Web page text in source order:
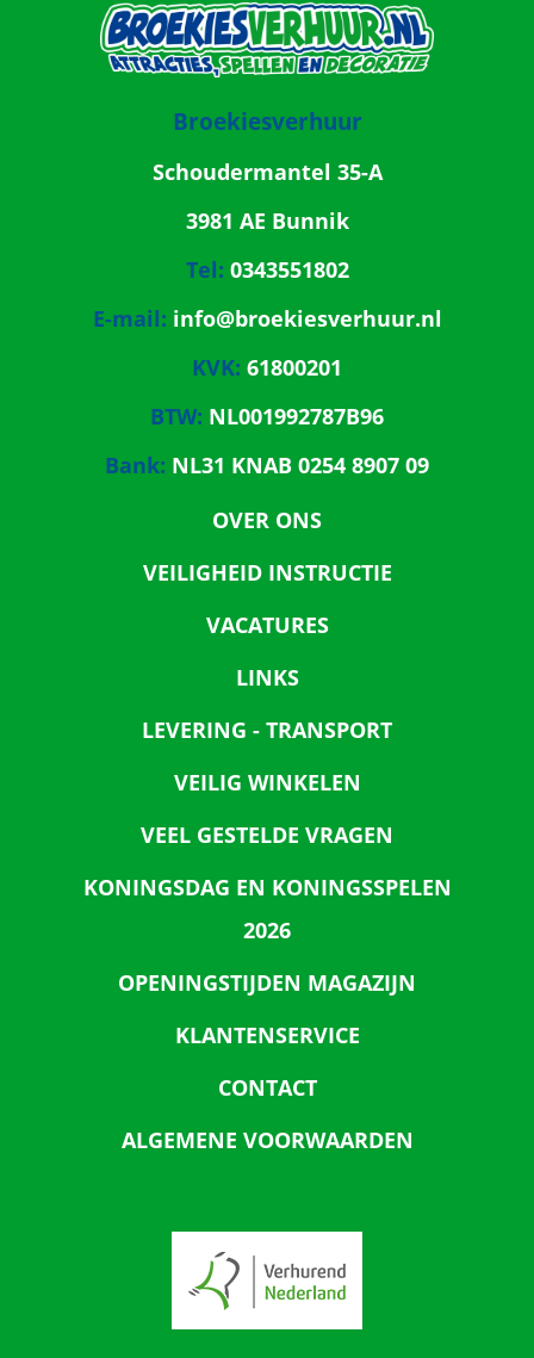
Broekiesverhuur
Schoudermantel 35-A
3981 AE Bunnik
Tel: 0343551802
E-mail: info@broekiesverhuur.nl
KVK: 61800201
BTW: NL001992787B96
Bank: NL31 KNAB 0254 8907 09
OVER ONS
VEILIGHEID INSTRUCTIE
VACATURES
LINKS
LEVERING - TRANSPORT
VEILIG WINKELEN
VEEL GESTELDE VRAGEN
KONINGSDAG EN KONINGSSPELEN
2026
OPENINGSTIJDEN MAGAZIJN
KLANTENSERVICE
CONTACT
ALGEMENE VOORWAARDEN